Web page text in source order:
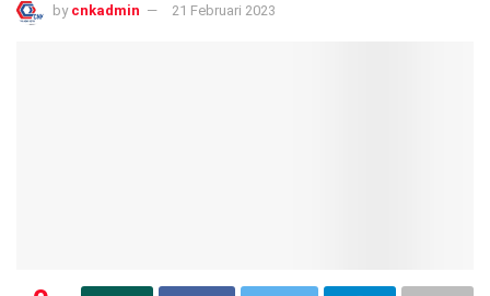
by cnkadmin 21 Februari 2023